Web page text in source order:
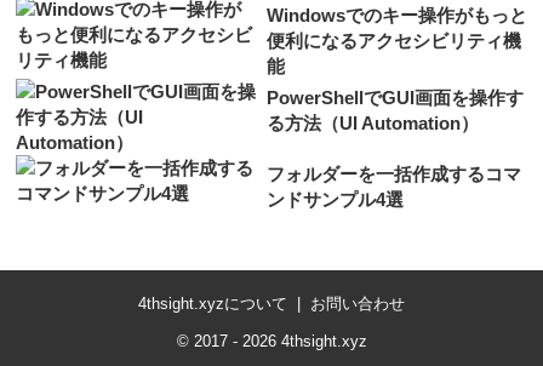
Windowsでのキー操作がもっと
便利になるアクセシビリティ機
能
PowerShellでGUI画面を操作す
る方法（UI Automation）
フォルダーを一括作成するコマ
ンドサンプル4選
4thsight.xyzについて お問い合わせ
© 2017 - 2026 4thsight.xyz